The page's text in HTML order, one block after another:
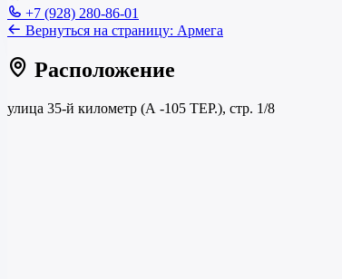
+7 (928) 280-86-01
Вернуться на страницу: Армега
Расположение
улица 35-й километр (А -105 ТЕР.), стр. 1/8